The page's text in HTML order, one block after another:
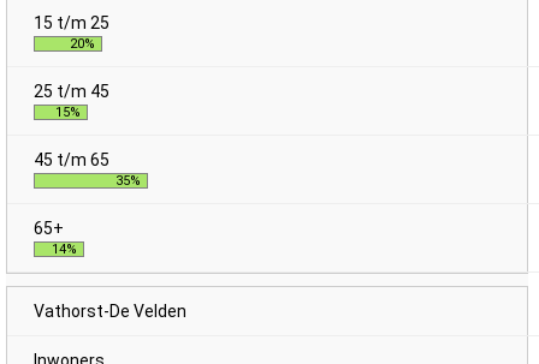
20%
15%
35%
14%
Vathorst-De Velden